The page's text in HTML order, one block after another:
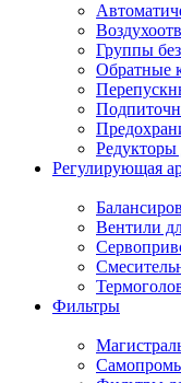
Группы
Обратные
Редукторы
Регулирующая
Вентили
Фильтры